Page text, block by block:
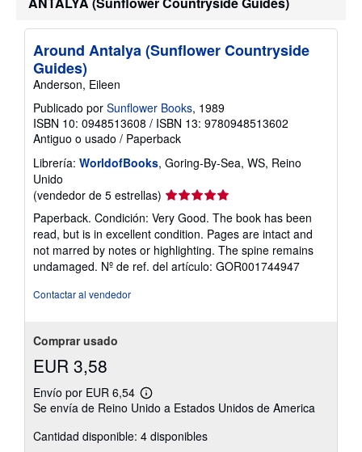
d
e
v
Around Antalya (Sunflower Countryside
Guides)
Anderson, Eileen
Publicado por Sunflower Books, 1989
ISBN 10: 0948513608 / ISBN 13: 9780948513602
Antiguo o usado / Paperback
Librería: WorldofBooks, Goring-By-Sea, WS, Reino
Unido
(vendedor de 5 estrellas) Calificación
del
vendedor:
5
de
5
Paperback. Condición: Very Good. The book has been
read, but is in excellent condition. Pages are intact and
not marred by notes or highlighting. The spine remains
undamaged. Nº de ref. del artículo: GOR001744947
Contactar al vendedor
Comprar usado
EUR 3,58
Envío por EUR 6,54
Más
información
las
tarifas
Se envía de Reino Unido a Estados Unidos de America
Cantidad disponible: 4 disponibles